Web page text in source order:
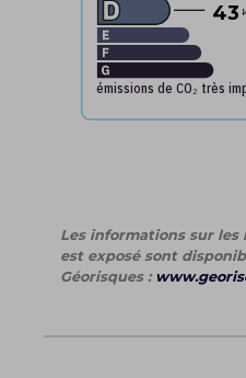
émissions de CO₂ très
43
Les informations sur les
est exposé sont
Géorisques :